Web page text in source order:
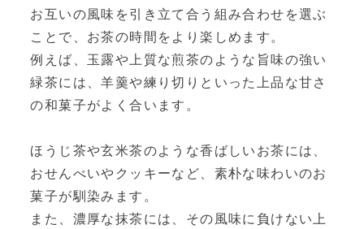
お互いの風味を引き立て合う組み合わせを選ぶ
ことで、お茶の時間をより楽しめます。
例えば、玉露や上質な煎茶のような旨味の強い
緑茶には、羊羹や練り切りといった上品な甘さ
の和菓子がよく合います。
ほうじ茶や玄米茶のような香ばしいお茶には、
おせんべいやクッキーなど、素朴な味わいのお
菓子が馴染みます。
また、濃厚な抹茶には、その風味に負けない上